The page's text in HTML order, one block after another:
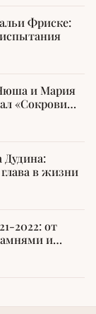
Фриске:
и Мария
«Сокровищ
Дудина:
в жизни
2022: от
и